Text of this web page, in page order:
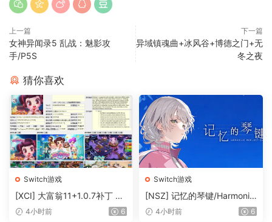
上一篇
女神异闻录5 乱战：魅影攻
手/P5S
下一篇
异域镇魂曲+冰风谷+博德之门+无
冬之夜
猜你喜欢
Switch游戏
[XCI] 大富翁11+1.0.7补丁 百
度+夸克盘【XCI整合】
4小时前 6
Switch游戏
[NSZ] 记忆的琴键/Harmonic
Reflections+1.0.2补丁美版中
4小时前 6